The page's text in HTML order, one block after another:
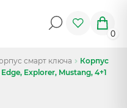
0
смарт ключа
Корпус
Explorer, Mustang, 4+1